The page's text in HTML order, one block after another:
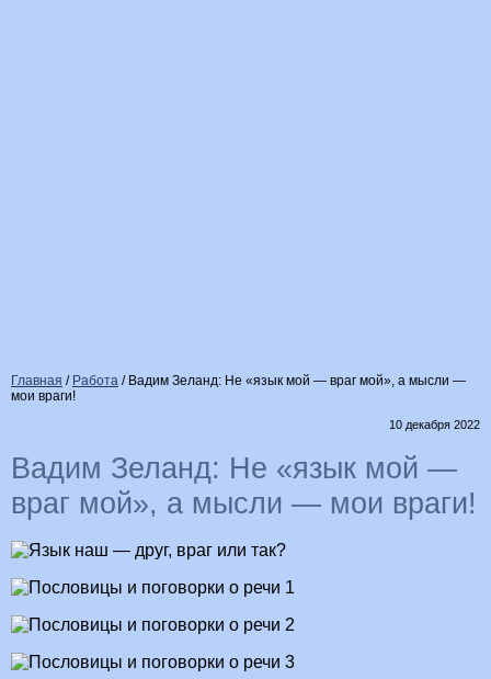
Главная / Работа / Вадим Зеланд: Не «язык мой — враг мой», а мысли —
мои враги!
10 декабря 2022
Вадим Зеланд: Не «язык мой —
враг мой», а мысли — мои враги!